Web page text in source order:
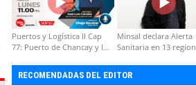
Puertos y Logística II Cap
77: Puerto de Chancay y la
Minsal declara Alerta
Sanitaria en 13
RECOMENDADAS DEL EDITOR